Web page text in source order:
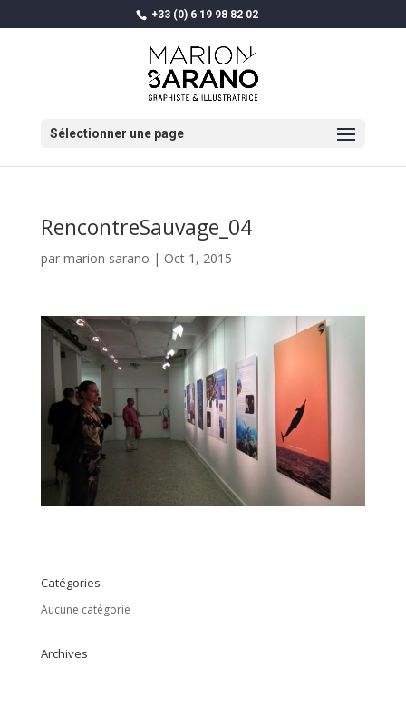
+33 (0) 6 19 98 82 02
Sélectionner une page
RencontreSauvage_04
par marion sarano | Oct 1, 2015
Catégories
Aucune catégorie
Archives